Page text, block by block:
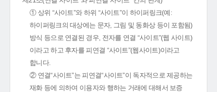
① 상위 “사이트”와 하위 “사이트”이 하이퍼링크(예:
하이퍼링크의 대상에는 문자, 그림 및 동화상 등이 포함됨)
방식 등으로 연결된 경우, 전자를 연결 “사이트”(웹 사이트)
이라고 하고 후자를 피연결 “사이트”(웹사이트)이라고
합니다.
② 연결“사이트”는 피연결“사이트”이 독자적으로 제공하는
재화 등에 의하여 이용자와 행하는 거래에 대해서 보증